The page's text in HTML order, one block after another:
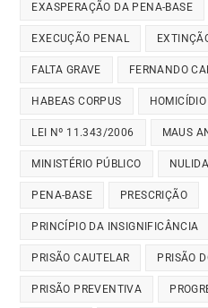
EXASPERAÇÃO DA PENA-BASE
EXECUÇÃO PENAL
FALTA GRAVE FERNANDO
HABEAS CORPUS HOMICÍDIO
LEI Nº 11.343/2006 MAUS
MINISTÉRIO PÚBLICO
PENA-BASE PRESCRIÇÃO
PRINCÍPIO DA INSIGNIFICÂNCIA
PRISÃO CAUTELAR PRISÃO
PRISÃO PREVENTIVA